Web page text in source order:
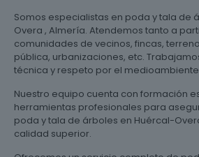
Somos especialistas en poda y tala de
Overa , Almería. Atendemos tanto a
comunidades de vecinos, fincas,
pública, urbanizaciones, etc.
técnica y respeto por el medioambiente
Nuestro equipo cuenta con formación
herramientas profesionales para
poda y tala de árboles en Huércal-
calidad superior.